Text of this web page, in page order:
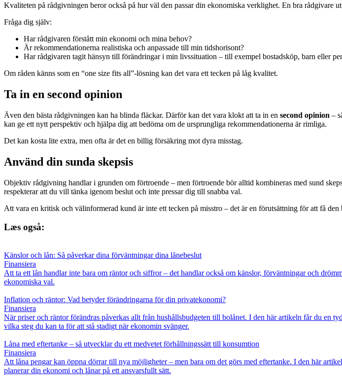
Kvaliteten på rådgivningen beror också på hur väl den passar din ekonomiska verklighet. En bra
Fråga dig själv:
Har rådgivaren förstått min ekonomi och mina behov?
Är rekommendationerna realistiska och anpassade till min tidshorisont?
Har rådgivaren tagit hänsyn till förändringar i min livssituation – till exempel bostadsköp, barn eller
Om råden känns som en “one size fits all”-lösning kan det vara ett tecken på låg kvalitet.
Ta in en second opinion
Även den bästa rådgivningen kan ha blinda fläckar. Därför kan det vara klokt att ta in en second opinion –
kan ge ett nytt perspektiv och hjälpa dig att bedöma om de ursprungliga rekommendationerna är rimliga.
Det kan kosta lite extra, men ofta är det en billig försäkring mot dyra misstag.
Använd din sunda skepsis
Objektiv rådgivning handlar i grunden om förtroende – men förtroende bör alltid kombineras med sund
respekterar att du vill tänka igenom beslut och inte pressar dig till snabba val.
Att vara en kritisk och välinformerad kund är inte ett tecken på misstro – det är en förutsättning för att få den
Læs også:
Känslor och lån: Så påverkar dina förväntningar dina lånebeslut
Finansiera
Att ta ett lån handlar inte bara om räntor och siffror – det handlar också om känslor, förväntningar och
ekonomiska val.
Inflation och räntor: Vad betyder förändringarna för din privatekonomi?
Finansiera
När priser och räntor förändras påverkas allt från hushållsbudgeten till bolånet. I den här artikeln får du
vilka steg du kan ta för att stå stadigt när ekonomin svänger.
Låna med eftertanke – så utvecklar du ett medvetet förhållningssätt till konsumtion
Finansiera
Att låna pengar kan öppna dörrar till nya möjligheter – men bara om det görs med eftertanke. I den här
planerar din ekonomi och lånar på ett ansvarsfullt sätt.